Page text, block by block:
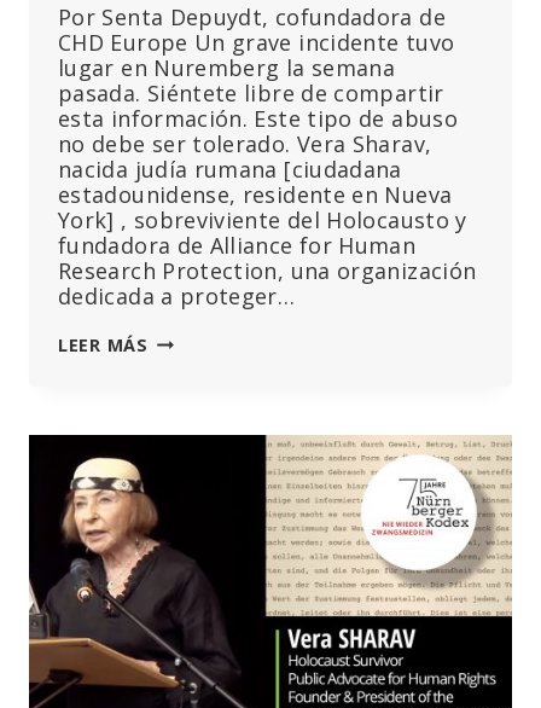
Por Senta Depuydt, cofundadora de
CHD Europe Un grave incidente tuvo
lugar en Nuremberg la semana
pasada. Siéntete libre de compartir
esta información. Este tipo de abuso
no debe ser tolerado. Vera Sharav,
nacida judía rumana [ciudadana
estadounidense, residente en Nueva
York] , sobreviviente del Holocausto y
fundadora de Alliance for Human
Research Protection, una organización
dedicada a proteger…
LEER MÁS HORA
LO
IMPENSABLE
EN
NUREMBERG
¡OTRA
VEZ!